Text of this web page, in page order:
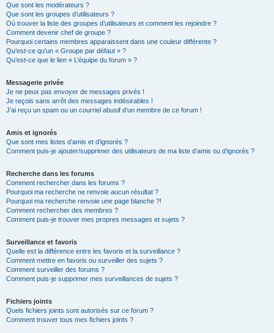
Que sont les modérateurs ?
Que sont les groupes d’utilisateurs ?
Où trouver la liste des groupes d’utilisateurs et comment les rejoindre ?
Comment devenir chef de groupe ?
Pourquoi certains membres apparaissent dans une couleur différente ?
Qu’est-ce qu’un « Groupe par défaut » ?
Qu’est-ce que le lien « L’équipe du forum » ?
Messagerie privée
Je ne peux pas envoyer de messages privés !
Je reçois sans arrêt des messages indésirables !
J’ai reçu un spam ou un courriel abusif d’un membre de ce forum !
Amis et ignorés
Que sont mes listes d’amis et d’ignorés ?
Comment puis-je ajouter/supprimer des utilisateurs de ma liste d’amis ou d’ignorés ?
Recherche dans les forums
Comment rechercher dans les forums ?
Pourquoi ma recherche ne renvoie aucun résultat ?
Pourquoi ma recherche renvoie une page blanche ?!
Comment rechercher des membres ?
Comment puis-je trouver mes propres messages et sujets ?
Surveillance et favoris
Quelle est la différence entre les favoris et la surveillance ?
Comment mettre en favoris ou surveiller des sujets ?
Comment surveiller des forums ?
Comment puis-je supprimer mes surveillances de sujets ?
Fichiers joints
Quels fichiers joints sont autorisés sur ce forum ?
Comment trouver tous mes fichiers joints ?